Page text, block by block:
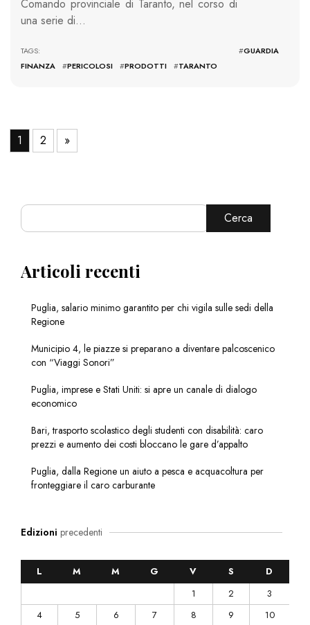
Comando provinciale di Taranto, nel corso di
una serie di…
TAGS: #GUARDIA
FINANZA
#PERICOLOSI #PRODOTTI #TARANTO
1 2 »
Cerca
Articoli recenti
Puglia, salario minimo garantito per chi vigila sulle sedi della
Regione
Municipio 4, le piazze si preparano a diventare palcoscenico
con “Viaggi Sonori”
Puglia, imprese e Stati Uniti: si apre un canale di dialogo
economico
Bari, trasporto scolastico degli studenti con disabilità: caro
prezzi e aumento dei costi bloccano le gare d’appalto
Puglia, dalla Regione un aiuto a pesca e acquacoltura per
fronteggiare il caro carburante
Edizioni precedenti
L M M G V S
D
1
2
3
4
5 6 7 8 9
10